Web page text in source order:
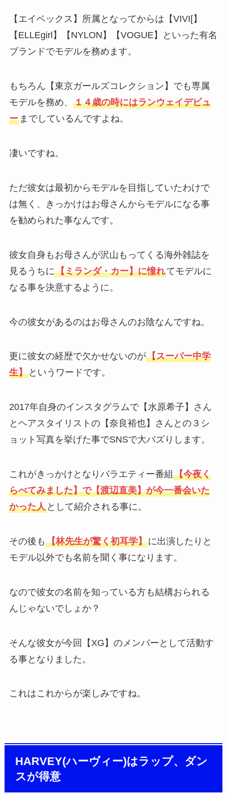
【エイベックス】所属となってからは【VIVI[】
【ELLEgirl】【NYLON】【VOGUE】といった有名
ブランドでモデルを務めます。
もちろん【東京ガールズコレクション】でも専属
モデルを務め、 １４歳の時にはランウェイデビュ
ーまでしているんですよね。
凄いですね。
ただ彼女は最初からモデルを目指していたわけで
は無く、きっかけはお母さんからモデルになる事
を勧められた事なんです。
彼女自身もお母さんが沢山もってくる海外雑誌を
見るうちに【ミランダ・カー】に憧れてモデルに
なる事を決意するように。
今の彼女があるのはお母さんのお陰なんですね。
更に彼女の経歴で欠かせないのが【スーパー中学
生】というワードです。
2017年自身のインスタグラムで【水原希子】さん
とヘアスタイリストの【奈良裕也】さんとの３シ
ョット写真を挙げた事でSNSで大バズりします。
これがきっかけとなりバラエティー番組 【今夜く
らべてみました】で【渡辺直美】が今一番会いた
かった人として紹介される事に。
その後も 【林先生が驚く初耳学】に出演したりと
モデル以外でも名前を聞く事になります。
なので彼女の名前を知っている方も結構おられる
んじゃないでしょか？
そんな彼女が今回【XG】のメンバーとして活動す
る事となりました。
これはこれからが楽しみですね。
HARVEY(ハーヴィー)はラップ、ダン
スが得意